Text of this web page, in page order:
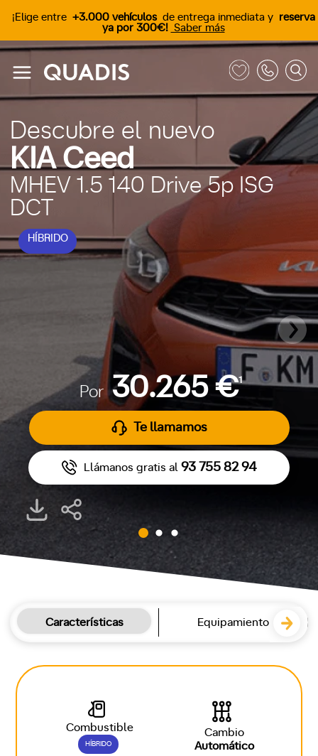
¡Elige entre +3.000 vehículos de entrega inmediata y reserva
ya por 300€! Saber más
Descubre el nuevo
KIA Ceed
HÍBRIDO
MHEV 1.5 140 Drive 5p ISG
DCT
Por 30.265 €1
Te llamamos
Llámanos gratis al 93 755 82 94
Características Equipamiento
Combustible
HÍBRIDO
Cambio
Automático